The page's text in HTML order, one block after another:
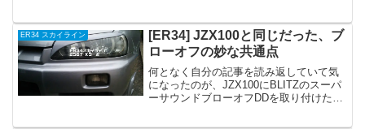
くださいまして、ようやく本日、納車に
なりました！中古新規車検...
ER34 スカイライン
[ER34] JZX100と同じだった、ブ
ローオフの妙な共通点
何となく自分の記事を読み返していて気
になったのが、JZX100にBLITZのスーパ
ーサウンドブローオフDDを取り付けたと